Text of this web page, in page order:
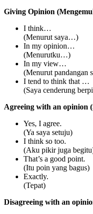
Giving Opinion
I think…
(Menurut saya…)
In my opinion…
(Menurutku…)
In my view…
(Menurut pandangan
I tend to think that …
(Saya cenderung
Agreeing with an opinion
Yes, I agree.
(Ya saya setuju)
I think so too.
(Aku pikir juga
That’s a good point.
(Itu poin yang bagus)
Exactly.
(Tepat)
Disagreeing with an